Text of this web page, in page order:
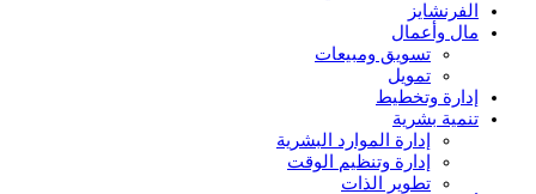
الفرنشايز
مال وأعمال
تسويق ومبيعات
تمويل
إدارة وتخطيط
تنمية بشرية
إدارة الموارد البشرية
إدارة وتنظيم الوقت
تطوير الذات